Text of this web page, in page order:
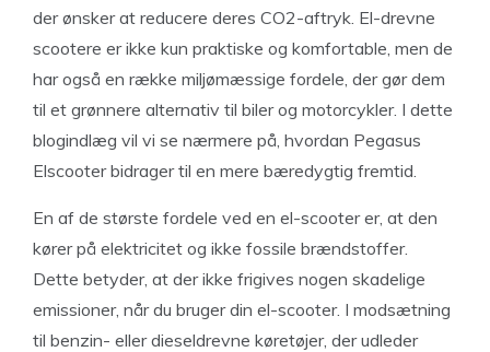
der ønsker at reducere deres CO2-aftryk. El-drevne
scootere er ikke kun praktiske og komfortable, men de
har også en række miljømæssige fordele, der gør dem
til et grønnere alternativ til biler og motorcykler. I dette
blogindlæg vil vi se nærmere på, hvordan Pegasus
Elscooter bidrager til en mere bæredygtig fremtid.
En af de største fordele ved en el-scooter er, at den
kører på elektricitet og ikke fossile brændstoffer.
Dette betyder, at der ikke frigives nogen skadelige
emissioner, når du bruger din el-scooter. I modsætning
til benzin- eller dieseldrevne køretøjer, der udleder